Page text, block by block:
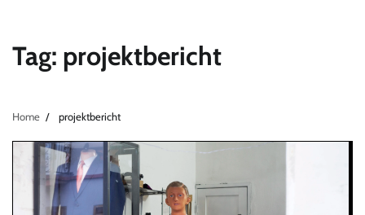
Tag: projektbericht
Home projektbericht